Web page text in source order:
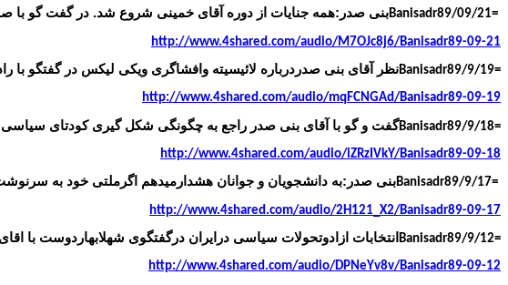
Banisadr89/09/21=بنی صدر:همه جنایات از دوره آقای خمینی شروع شد. در گفت گو با
http://www.4shared.com/audio/M7OJc8j6/Banisadr89-09-21
Banisadr89/9/19=نظر آقای بنی صدردرباره لائیسیته وافشاگری ویکی لیکس در گفتگو با
http://www.4shared.com/audio/mqFCNGAd/Banisadr89-09-19
Banisadr89/9/18=گفت و گو با آقای بنی صدر راجع به چگونگی شکل گیری کودتای سیاسی
http://www.4shared.com/audio/iZRzIVkY/Banisadr89-09-18
Banisadr89/9/17=بنی صدر:به دانشجویان و جوانان هشدارمیدهم اگرملتی خود به
http://www.4shared.com/audio/2H121_X2/Banisadr89-09-17
Banisadr89/9/12= انتخابات ازادوتحولات سیاسی درایران درگفتگوی شهلابهاردوست با
http://www.4shared.com/audio/DPNeYv8v/Banisadr89-09-12